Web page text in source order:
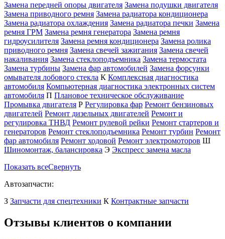
Замена передней опоры двигателя Замена подушки двигателя
Замена приводного ремня Замена радиатора кондиционера
Замена радиатора охлаждения Замена радиатора печки Замена
ремня ГРМ Замена ремня генератора Замена ремня
гидроусилителя Замена ремня кондиционера Замена ролика
приводного ремня Замена свечей зажигания Замена свечей
накаливания Замена стеклоподъемника Замена термостата
Замена турбины Замена фар автомобилей Замена форсунки
омывателя лобового стекла К Комплексная диагностика
автомобиля Компьютерная диагностика электронных систем
автомобиля П Плановое техническое обслуживание
Промывка двигателя Р Регулировка фар Ремонт бензиновых
двигателей Ремонт дизельных двигателей Ремонт и
регулировка ТНВД Ремонт рулевой рейки Ремонт стартеров и
генераторов Ремонт стеклоподъемника Ремонт турбин Ремонт
фар автомобиля Ремонт ходовой Ремонт электромоторов Ш
Шиномонтаж, балансировка Э Экспресс замена масла
Показать всеСвернуть
Автозапчасти:
З Запчасти для спецтехники К Контрактные запчасти
Отзывы клиентов о компании